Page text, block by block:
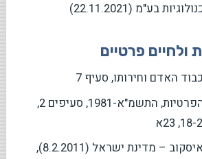
בע"מ (22.11.2021)
ולחיים פרטיים
האדם וחירותו, סעיף 7
חוק הגנת הפרטיות, התשמ"א-1981, סעיפים 2,
ע"ע 8/90 איסקוב – מדינת ישראל (8.2.2011),